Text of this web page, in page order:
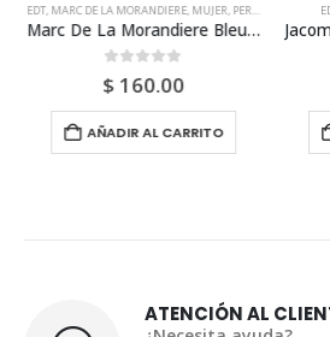
EDT, MARC DE LA MORANDIERE, MUJER, PERFUME
Marc De La Morandiere Bleu De Chine Edt 100ml Para Mujer
0 out of 5
$160.00
AÑADIR AL CARRITO
ATENCIÓN AL
¿Necesita ayuda?